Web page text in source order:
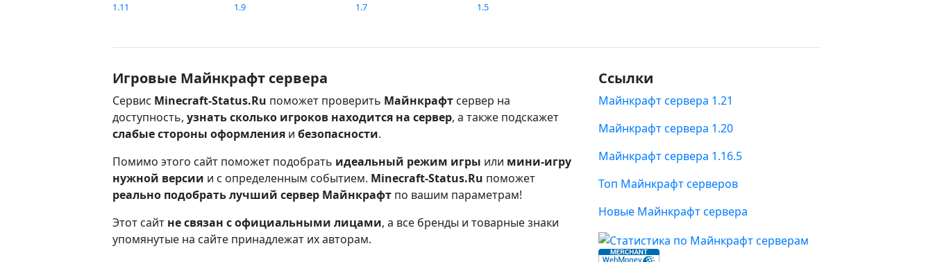
1.11
1.9
1.7
1.5
Игровые Майнкрафт сервера
Сервис Minecraft-Status.Ru поможет проверить Майнкрафт сервер на
доступность, узнать сколько игроков находится на сервер, а также подскажет
слабые стороны оформления и безопасности.
Помимо этого сайт поможет подобрать идеальный режим игры или мини-игру
нужной версии и с определенным событием. Minecraft-Status.Ru поможет
реально подобрать лучший сервер Майнкрафт по вашим параметрам!
Этот сайт не связан с официальными лицами, а все бренды и товарные знаки
упомянутые на сайте принадлежат их авторам.
Ссылки
Майнкрафт сервера 1.21
Майнкрафт сервера 1.20
Майнкрафт сервера 1.16.5
Топ Майнкрафт серверов
Новые Майнкрафт сервера